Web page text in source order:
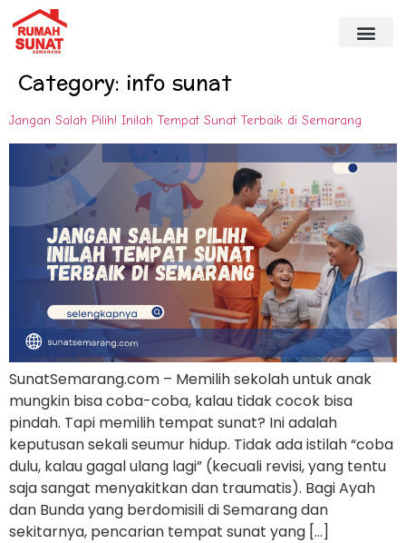
Category: info sunat
Jangan Salah Pilih! Inilah Tempat Sunat Terbaik di Semarang
SunatSemarang.com – Memilih sekolah untuk anak
mungkin bisa coba-coba, kalau tidak cocok bisa
pindah. Tapi memilih tempat sunat? Ini adalah
keputusan sekali seumur hidup. Tidak ada istilah “coba
dulu, kalau gagal ulang lagi” (kecuali revisi, yang tentu
saja sangat menyakitkan dan traumatis). Bagi Ayah
dan Bunda yang berdomisili di Semarang dan
sekitarnya, pencarian tempat sunat yang […]